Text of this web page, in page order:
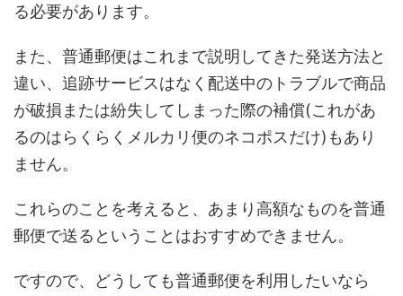
る必要があります。
また、普通郵便はこれまで説明してきた発送方法と
違い、追跡サービスはなく配送中のトラブルで商品
が破損または紛失してしまった際の補償(これがあ
るのはらくらくメルカリ便のネコポスだけ)もあり
ません。
これらのことを考えると、あまり高額なものを普通
郵便で送るということはおすすめできません。
ですので、どうしても普通郵便を利用したいなら